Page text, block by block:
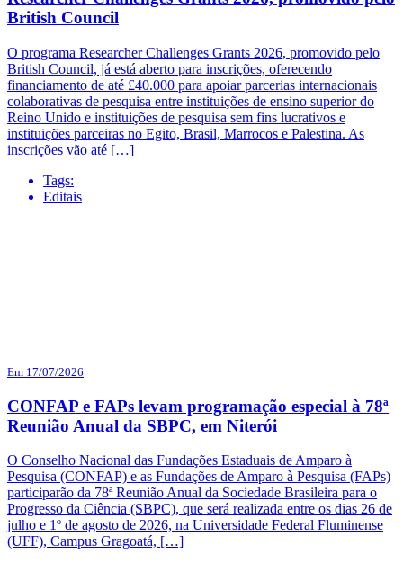
British Council
O programa Researcher Challenges Grants 2026, promovido pelo
British Council, já está aberto para inscrições, oferecendo
financiamento de até £40.000 para apoiar parcerias internacionais
colaborativas de pesquisa entre instituições de ensino superior do
Reino Unido e instituições de pesquisa sem fins lucrativos e
instituições parceiras no Egito, Brasil, Marrocos e Palestina. As
inscrições vão até […]
Tags:
Editais
Em 17/07/2026
CONFAP e FAPs levam programação especial à 78ª
Reunião Anual da SBPC, em Niterói
O Conselho Nacional das Fundações Estaduais de Amparo à
Pesquisa (CONFAP) e as Fundações de Amparo à Pesquisa (FAPs)
participarão da 78ª Reunião Anual da Sociedade Brasileira para o
Progresso da Ciência (SBPC), que será realizada entre os dias 26 de
julho e 1º de agosto de 2026, na Universidade Federal Fluminense
(UFF), Campus Gragoatá, […]